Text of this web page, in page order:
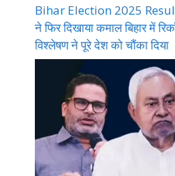
Bihar Election 2025
ने फिर दिखाया कमाल बिहार में
विश्लेषण ने पूरे देश को चौंका दिया